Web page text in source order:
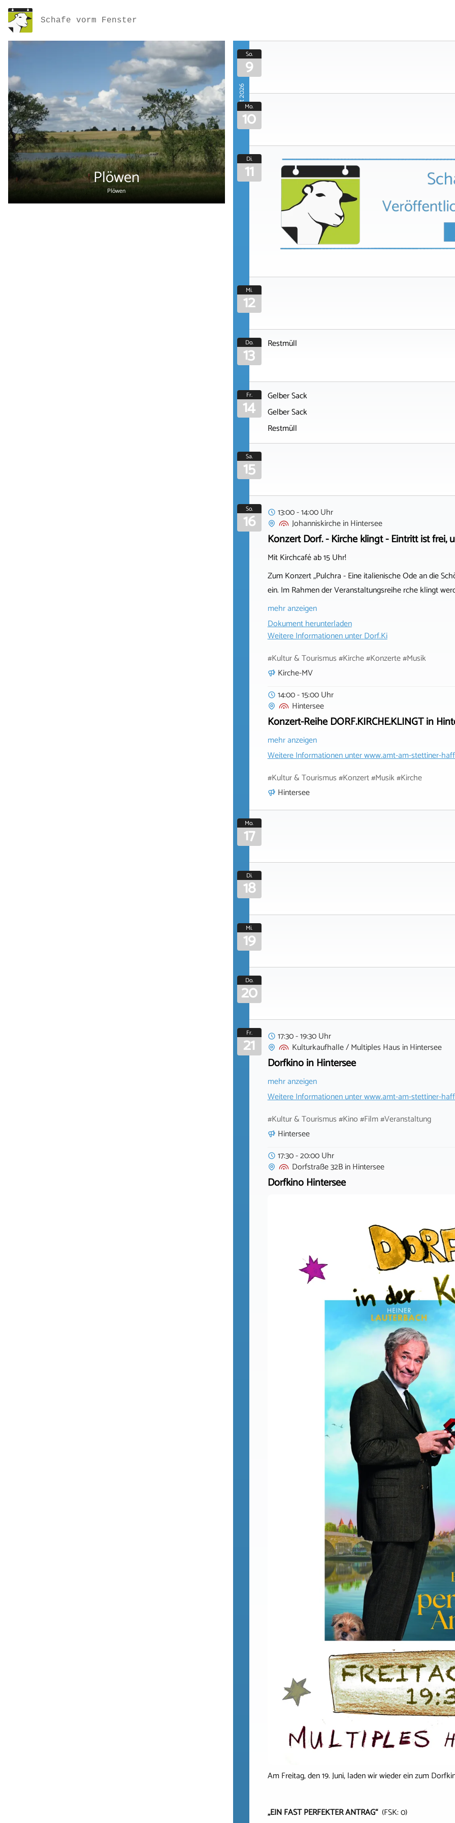
Schafe vorm Fenster
Plöwen
Plöwen
August 2026
So.
9
Mo.
10
Di.
11
Mi.
12
Do.
13 Restmüll
Fr.
14
Gelber Sack
Gelber Sack
Restmüll
Sa.
15
So.
16
13:00 - 14:00 Uhr
JohanniskircheinHintersee
Konzert Dorf. - Kirche klingt - Eintritt ist frei,
Mit Kirchcafé ab 15 Uhr!
Zum Konzert „Pulchra - Eine italienische Ode an die
ein. Im Rahmen der Veranstaltungsreihe rche klingt
mehr anzeigen
Dokument herunterladen
Weitere Informationen unterDorf.Ki
#Kultur & Tourismus #Kirche #Konzerte #Musik
Kirche-MV
14:00 - 15:00 Uhr
Hintersee
Konzert-Reihe DORF.KIRCHE.KLINGT in
mehr anzeigen
Weitere Informationen unterwww.amt-am-stettiner-
#Kultur & Tourismus #Konzert #Musik #Kirche
Hintersee
Mo.
17
Di.
18
Mi.
19
Do.
20
Fr.
21
17:30 - 19:30 Uhr
Kulturkaufhalle / Multiples Haus inHintersee
Dorfkino in Hintersee
mehr anzeigen
Weitere Informationen unterwww.amt-am-stettiner-
#Kultur & Tourismus #Kino #Film #Veranstaltung
Hintersee
17:30 - 20:00 Uhr
Dorfstraße 32BinHintersee
Dorfkino Hintersee
Am Freitag, den 19. Juni, laden wir wieder ein zum
„EIN FAST PERFEKTER ANTRAG“ (FSK: 0)